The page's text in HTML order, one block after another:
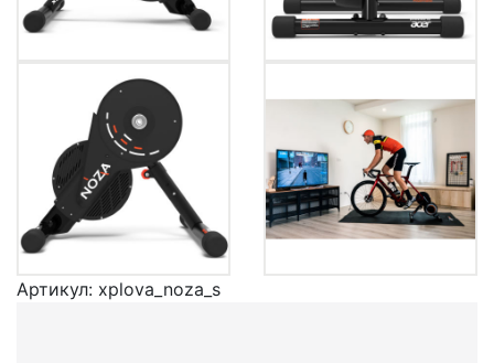
Артикул: xplova_noza_s